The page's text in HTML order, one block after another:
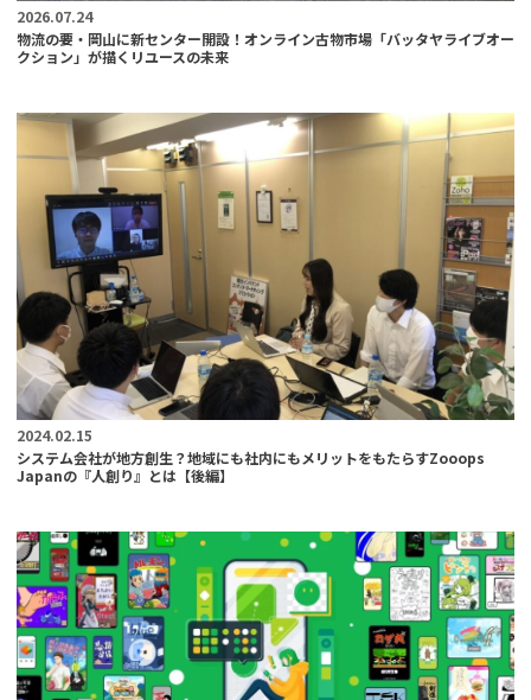
2026.07.24
物流の要・岡山に新センター開設！オンライン古物市場「バッタヤライブオー
クション」が描くリユースの未来
2024.02.15
システム会社が地方創生？地域にも社内にもメリットをもたらすZooops
Japanの『人創り』とは【後編】